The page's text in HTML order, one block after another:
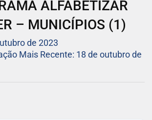
ALFABETIZAR
– MUNICÍPIOS (1)
de 2023
Mais Recente: 18 de outubro de